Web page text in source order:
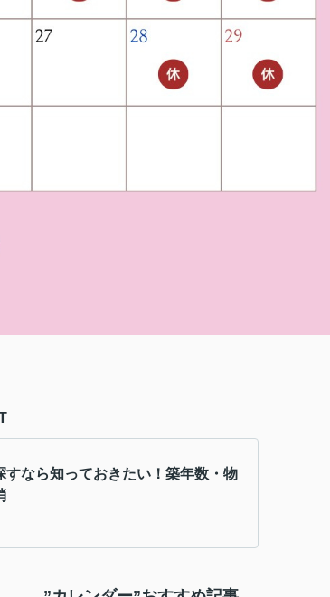
すなら知っておきたい！築年数・物